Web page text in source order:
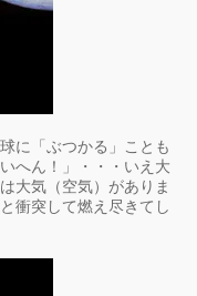
に「ぶつかる」ことも
へん！」・・・いえ大
大気（空気）がありま
衝突して燃え尽きてし